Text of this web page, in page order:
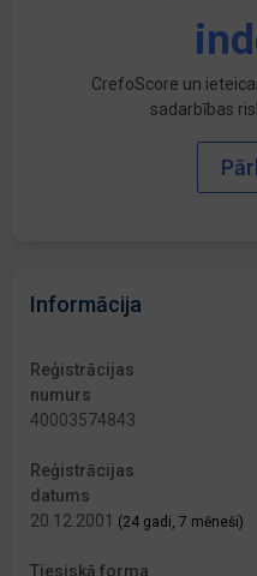
CrefoScore un
sadarbības
Informācija
Reģistrācijas
numurs
40003574843
Reģistrācijas
datums
20.12.2001 (24 gadi, 7 mēneši)
Tiesiskā forma